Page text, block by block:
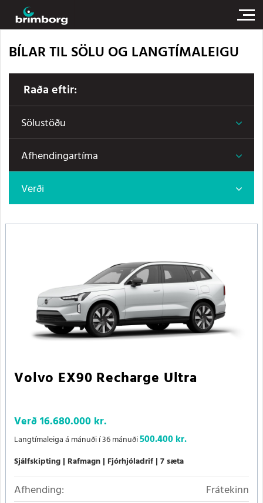
BÍLAR TIL SÖLU OG LANGTÍMALEIGU
Raða eftir:
Sölustöðu
Afhendingartíma
Verði
Volvo EX90 Recharge Ultra
Verð16.680.000 kr.
Langtímaleiga á mánuði í 36 mánuði500.400 kr.
Sjálfskipting Rafmagn Fjórhjóladrif 7 sæta
Afhending:
Frátekinn